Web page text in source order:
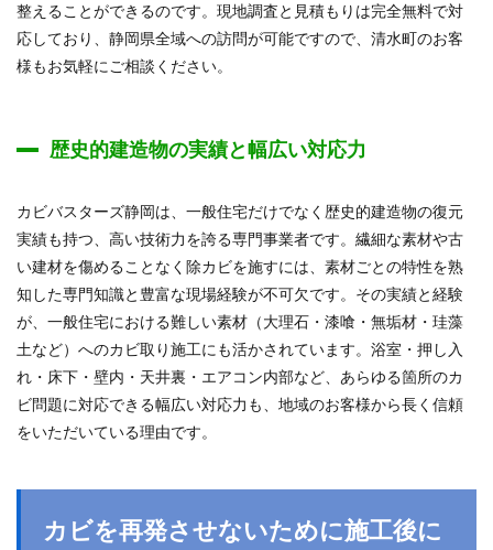
整えることができるのです。現地調査と見積もりは完全無料で対
応しており、静岡県全域への訪問が可能ですので、清水町のお客
様もお気軽にご相談ください。
歴史的建造物の実績と幅広い対応力
カビバスターズ静岡は、一般住宅だけでなく歴史的建造物の復元
実績も持つ、高い技術力を誇る専門事業者です。繊細な素材や古
い建材を傷めることなく除カビを施すには、素材ごとの特性を熟
知した専門知識と豊富な現場経験が不可欠です。その実績と経験
が、一般住宅における難しい素材（大理石・漆喰・無垢材・珪藻
土など）へのカビ取り施工にも活かされています。浴室・押し入
れ・床下・壁内・天井裏・エアコン内部など、あらゆる箇所のカ
ビ問題に対応できる幅広い対応力も、地域のお客様から長く信頼
をいただいている理由です。
カビを再発させないために施工後に